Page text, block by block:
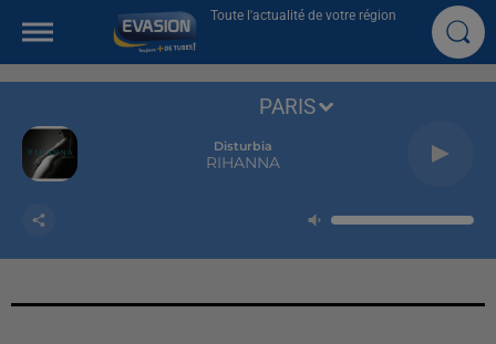
Toute l'actualité de votre région
Disturbia
RIHANNA
PARIS